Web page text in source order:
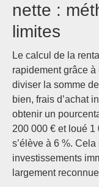
nette :
limites
Le calcul de la
rapidement grâce à
diviser la somme
bien, frais d’achat
obtenir un
200 000 € et loué
s’élève à 6 %.
investissements
largement